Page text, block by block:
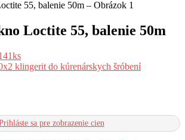
Loctite 55, balenie 50m
klingerit do kúrenárskych šróbení
sa pre zobrazenie cien